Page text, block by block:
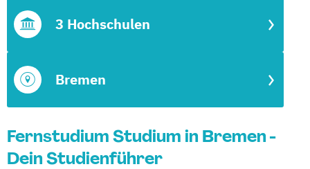
Bremen
3 Hochschulen
Fernstudium Studium in Bremen -
Dein Studienführer